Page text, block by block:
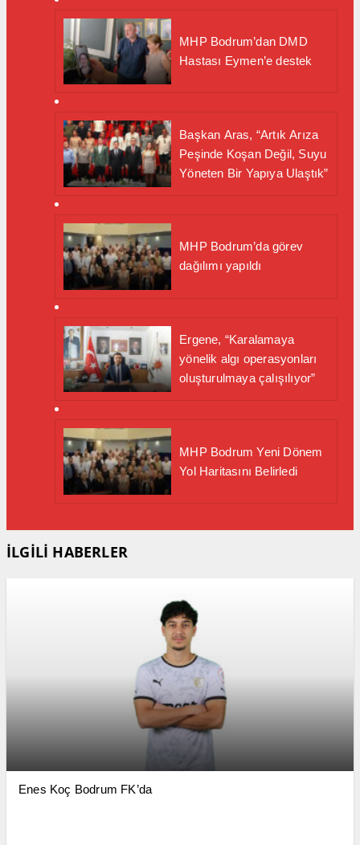
MHP Bodrum’dan DMD
Hastası Eymen’e destek
Başkan Aras, “Artık Arıza
Peşinde Koşan Değil, Suyu
Yöneten Bir Yapıya Ulaştık”
MHP Bodrum’da görev
dağılımı yapıldı
Ergene, “Karalamaya
yönelik algı operasyonları
oluşturulmaya çalışılıyor”
MHP Bodrum Yeni Dönem
Yol Haritasını Belirledi
İLGİLİ HABERLER
Enes Koç Bodrum FK’da